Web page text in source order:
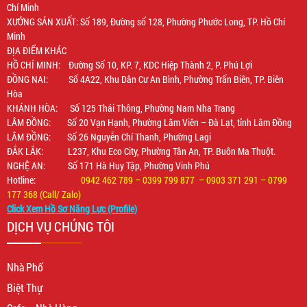
Chí Minh
XƯỞNG SẢN XUẤT: Số 189, Đường số 128, Phường Phước Long, TP. Hồ Chí
Minh
ĐỊA ĐIỂM KHÁC
HỒ CHÍ MINH: Đường Số 10, KP. 7, KDC Hiệp Thành 2, P. Phú Lợi
ĐỒNG NAI: Số 4A22, Khu Dân Cư An Bình, Phường Trấn Biên, TP. Biên
Hòa
KHÁNH HÒA: Số 125 Thái Thông, Phường Nam Nha Trang
LÂM ĐỒNG: Số 20 Vạn Hạnh, Phường Lâm Viên – Đà Lạt, tỉnh Lâm Đồng
LÂM ĐỒNG: Số 26 Nguyễn Chí Thanh, Phường Lagi
ĐẮK LẮK: L237, Khu Eco City, Phường Tân An, TP. Buôn Ma Thuột.
NGHỆ AN: Số 171 Hà Huy Tập, Phường Vinh Phú
Hotline: 0942 462 789 – 0399 799 877 – 0903 371 291 – 0799
177 368 (Call/ Zalo)
Click Xem Hồ Sơ Năng Lực (Profile)
DỊCH VỤ CHÚNG TÔI
Nhà Phố
Biệt Thự